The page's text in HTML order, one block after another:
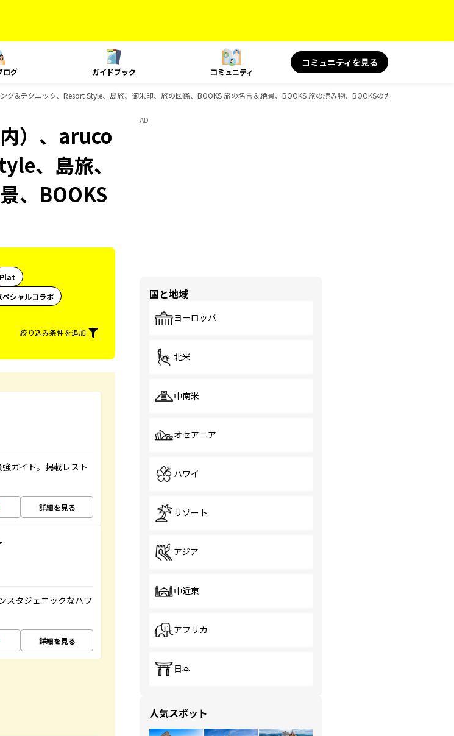
ログ ガイドブック コミュニティ
コミュニティを見る
&テクニック、Resort Style、島旅、御朱印、旅の図鑑、BOOKS 旅の名言＆絶景、BOOKS 旅の読み物、BOOKSのガイドブック一覧
）、aruco
、島旅、
、BOOKS
Plat
ペシャルコラボ
絞り込み条件を追加
ガイド。掲載レスト
詳細を見る
スタジェニックなハワ
詳細を見る
AD
国と地域
ヨーロッパ
北米
中南米
オセアニア
ハワイ
リゾート
アジア
中近東
アフリカ
日本
人気スポット